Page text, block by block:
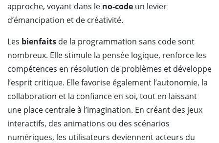
approche, voyant dans le no-code un levier
d’émancipation et de créativité.
Les bienfaits de la programmation sans code sont
nombreux. Elle stimule la pensée logique, renforce les
compétences en résolution de problèmes et développe
l’esprit critique. Elle favorise également l’autonomie, la
collaboration et la confiance en soi, tout en laissant
une place centrale à l’imagination. En créant des jeux
interactifs, des animations ou des scénarios
numériques, les utilisateurs deviennent acteurs du